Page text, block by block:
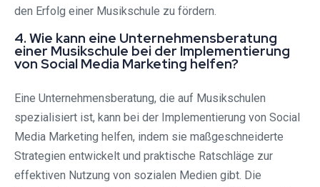
den Erfolg einer Musikschule zu fördern.
4. Wie kann eine Unternehmensberatung
einer Musikschule bei der Implementierung
von Social Media Marketing helfen?
Eine Unternehmensberatung, die auf Musikschulen
spezialisiert ist, kann bei der Implementierung von Social
Media Marketing helfen, indem sie maßgeschneiderte
Strategien entwickelt und praktische Ratschläge zur
effektiven Nutzung von sozialen Medien gibt. Die